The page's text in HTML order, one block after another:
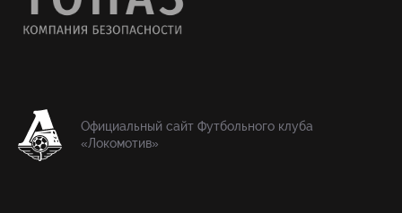
Официальный сайт Футбольного клуба
«Локомотив»